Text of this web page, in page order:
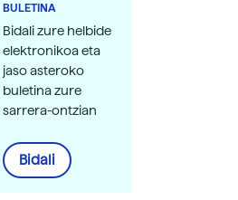
BULETINA
Bidali zure helbide
elektronikoa eta
jaso asteroko
buletina zure
sarrera-ontzian
Bidali